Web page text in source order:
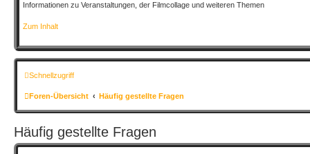
Informationen zu Veranstaltungen, der Filmcollage und weiteren Themen
Zum Inhalt
Schnellzugriff
Foren-Übersicht Häufig gestellte Fragen
Häufig gestellte Fragen